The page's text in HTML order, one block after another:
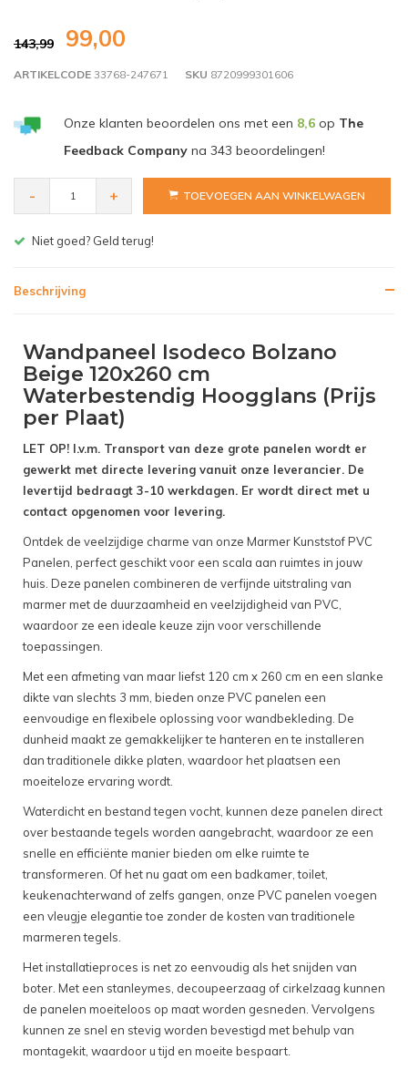
143,99 99,00
ARTIKELCODE 33768-247671 SKU 8720999301606
Onze klanten beoordelen ons met een 8,6op The
Feedback Companyna 343 beoordelingen!
- + TOEVOEGEN AAN WINKELWAGEN
Gratis bezorgen v.a. € 150,- (NL)
Beschrijving
Wandpaneel Isodeco Bolzano
Beige 120x260 cm
Waterbestendig Hoogglans (Prijs
per Plaat)
LET OP! I.v.m. Transport van deze grote panelen wordt er
gewerkt met directe levering vanuit onze leverancier. De
levertijd bedraagt 3-10 werkdagen. Er wordt direct met u
contact opgenomen voor levering.
Ontdek de veelzijdige charme van onze Marmer Kunststof PVC
Panelen, perfect geschikt voor een scala aan ruimtes in jouw
huis. Deze panelen combineren de verfijnde uitstraling van
marmer met de duurzaamheid en veelzijdigheid van PVC,
waardoor ze een ideale keuze zijn voor verschillende
toepassingen.
Met een afmeting van maar liefst 120 cm x 260 cm en een slanke
dikte van slechts 3 mm, bieden onze PVC panelen een
eenvoudige en flexibele oplossing voor wandbekleding. De
dunheid maakt ze gemakkelijker te hanteren en te installeren
dan traditionele dikke platen, waardoor het plaatsen een
moeiteloze ervaring wordt.
Waterdicht en bestand tegen vocht, kunnen deze panelen direct
over bestaande tegels worden aangebracht, waardoor ze een
snelle en efficiënte manier bieden om elke ruimte te
transformeren. Of het nu gaat om een badkamer, toilet,
keukenachterwand of zelfs gangen, onze PVC panelen voegen
een vleugje elegantie toe zonder de kosten van traditionele
marmeren tegels.
Het installatieproces is net zo eenvoudig als het snijden van
boter. Met een stanleymes, decoupeerzaag of cirkelzaag kunnen
de panelen moeiteloos op maat worden gesneden. Vervolgens
kunnen ze snel en stevig worden bevestigd met behulp van
montagekit, waardoor u tijd en moeite bespaart.